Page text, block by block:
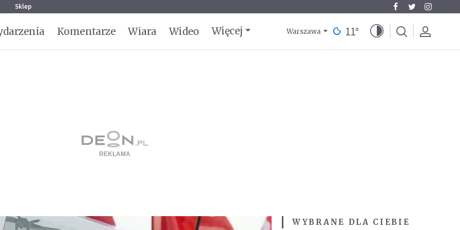
Sklep
Komentarze Wiara Wideo Więcej Warszawa 11°
WYBRANE DLA CIEBIE